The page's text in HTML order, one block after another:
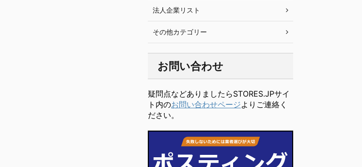
法人企業リスト
その他カテゴリー
お問い合わせ
疑問点などありましたらSTORES.JPサイ
ト内のお問い合わせページよりご連絡く
ださい。